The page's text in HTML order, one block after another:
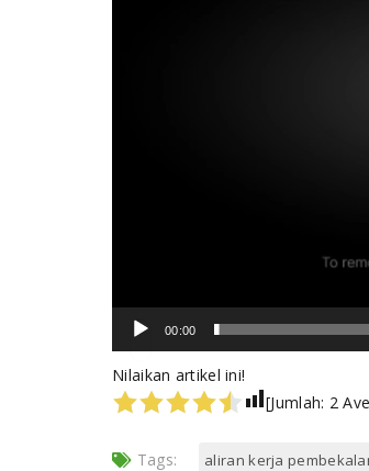
00:00
Nilaikan artikel ini!
[Jumlah: 2
Tags: aliran kerja